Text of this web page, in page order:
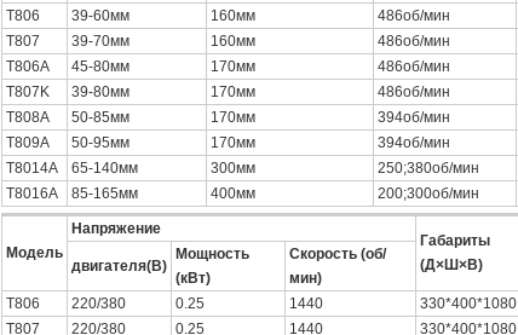
T806
39-60мм 160мм 486об/мин
T807
39-70мм 160мм 486об/мин
T806A
45-80мм 170мм 486об/мин
T807K
39-80мм 170мм 486об/мин
T808A
50-85мм 170мм 394об/мин
T809A
50-95мм 170мм 394об/мин
T8014A
65-140мм 300мм 250;380об/мин
T8016A
85-165мм 400мм 200;300об/мин
Модель
Напряжение
Габариты
(Д×Ш×В)
двигателя(В)
Мощность
(кВт)
Скорость (об/
мин)
T806
220/380 0.25 1440 330*400*1080
T807
220/380 0.25 1440 330*400*1080